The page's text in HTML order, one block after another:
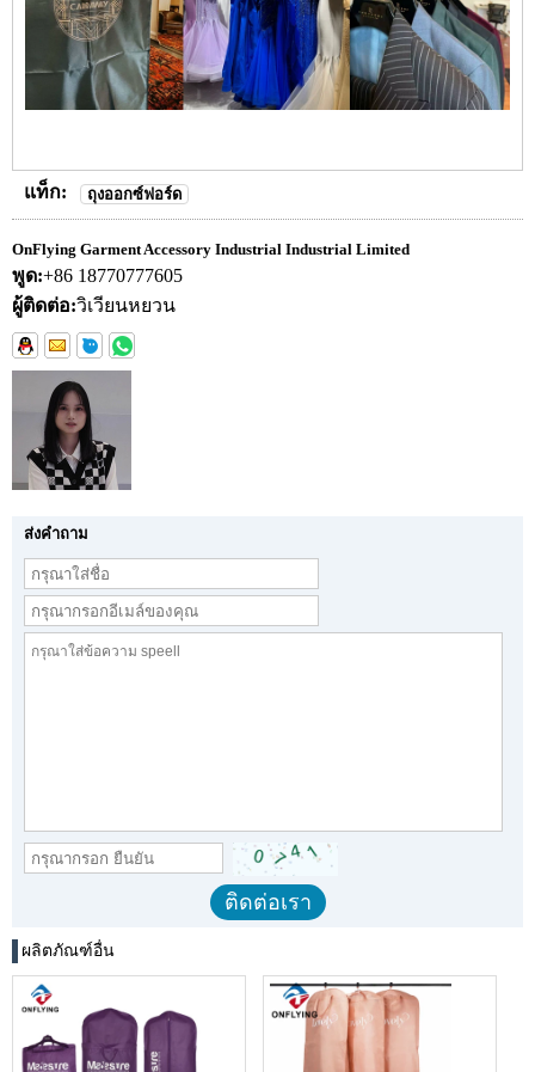
แท็ก: ถุงออกซ์ฟอร์ด
OnFlying Garment Accessory Industrial Industrial Limited
พูด:+86 18770777605
ผู้ติดต่อ:วิเวียนหยวน
ส่งคำถาม
ผลิตภัณฑ์อื่น